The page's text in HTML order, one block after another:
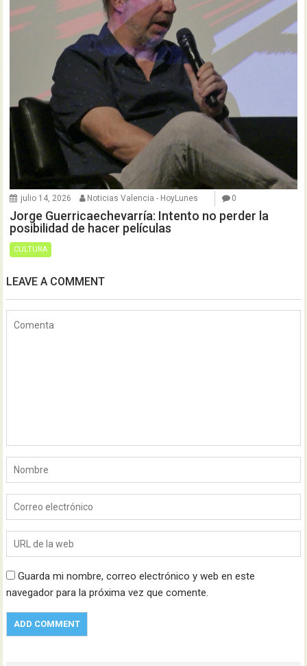
julio 14, 2026 Noticias Valencia - HoyLunes 0
Jorge Guerricaechevarría: Intento no perder la
posibilidad de hacer películas
CULTURA
LEAVE A COMMENT
Guarda mi nombre, correo electrónico y web en este
navegador para la próxima vez que comente.